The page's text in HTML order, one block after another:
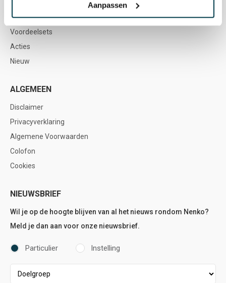
Aanpassen
Sensorische Integratie & Beweging
Voordeelsets
Acties
Nieuw
ALGEMEEN
Disclaimer
Privacyverklaring
Algemene Voorwaarden
Colofon
Cookies
NIEUWSBRIEF
Wil je op de hoogte blijven van al het nieuws rondom Nenko?
Meld je dan aan voor onze nieuwsbrief.
Particulier Instelling